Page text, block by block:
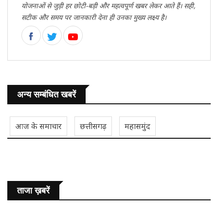
योजनाओं से जुड़ी हर छोटी-बड़ी और महत्वपूर्ण खबर लेकर आते हैं। सही,
सटीक और समय पर जानकारी देना ही उनका मुख्य लक्ष्य है।
अन्य सम्बंधित खबरें
आज के समाचार छत्तीसगढ़ महासमुंद
ताजा ख़बरें